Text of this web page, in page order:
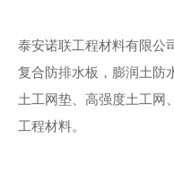
泰安诺联工程材料有限公
复合防排水板，膨润土防
土工网垫、高强度土工网
工程材料。